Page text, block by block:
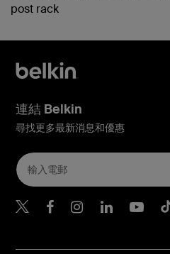
post rack
連結 Belkin
尋找更多最新消息和優惠
Belkin Twitter
Belkin
Belkin